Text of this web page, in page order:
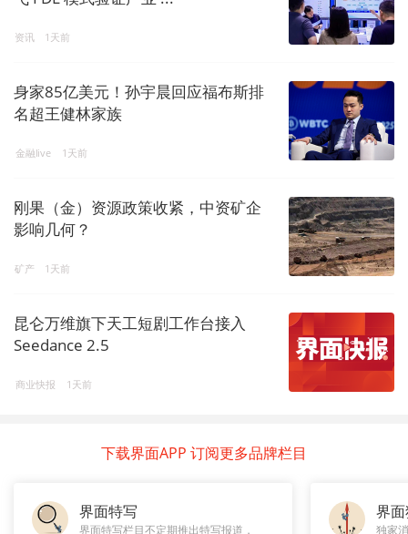
资讯 1天前
身家85亿美元！孙宇晨回应福布斯排
名超王健林家族
金融live 1天前
刚果（金）资源政策收紧，中资矿企
影响几何？
矿产 1天前
昆仑万维旗下天工短剧工作台接入
Seedance 2.5
商业快报 1天前
下载界面APP 订阅更多品牌栏目
界面特写
界面特写栏目不定期推出特写报道，
界
独家